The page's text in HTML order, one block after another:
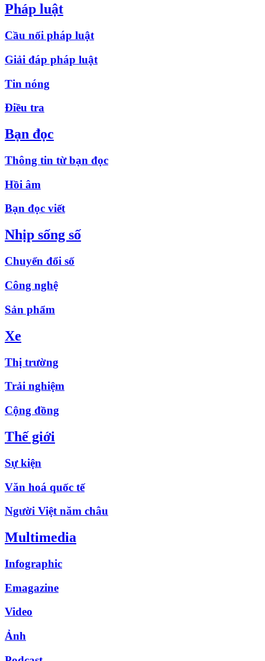
Pháp luật
Cầu nối pháp luật
Giải đáp pháp luật
Tin nóng
Điều tra
Bạn đọc
Thông tin từ bạn đọc
Hồi âm
Bạn đọc viết
Nhịp sống số
Chuyển đổi số
Công nghệ
Sản phẩm
Xe
Thị trường
Trải nghiệm
Cộng đồng
Thế giới
Sự kiện
Văn hoá quốc tế
Người Việt năm châu
Multimedia
Infographic
Emagazine
Video
Ảnh